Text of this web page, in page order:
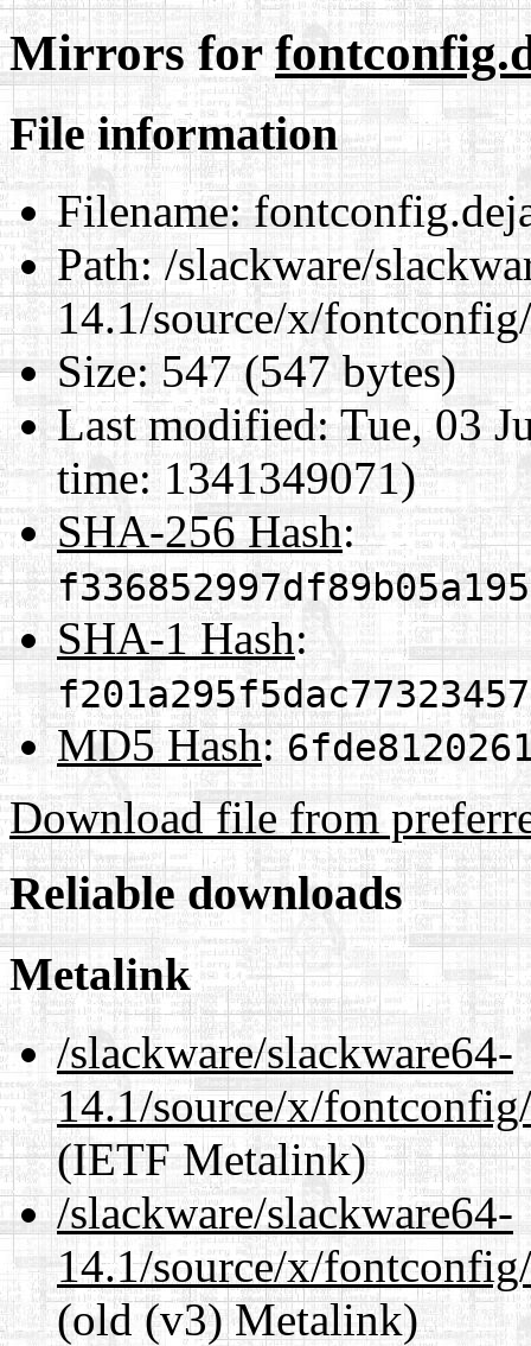
Mirrors for
File information
Filename:
Path:/slackware/
14.1/source/x/
Size:547 (547 bytes)
Last modified:Tue, 03
time: 1341349071)
SHA-256 Hash:
SHA-1 Hash:
MD5 Hash:
Download file from
Reliable downloads
Metalink
/slackware/slackware64-
14.1/source/x/
(IETF Metalink)
/slackware/slackware64-
14.1/source/x/
(old (v3) Metalink)